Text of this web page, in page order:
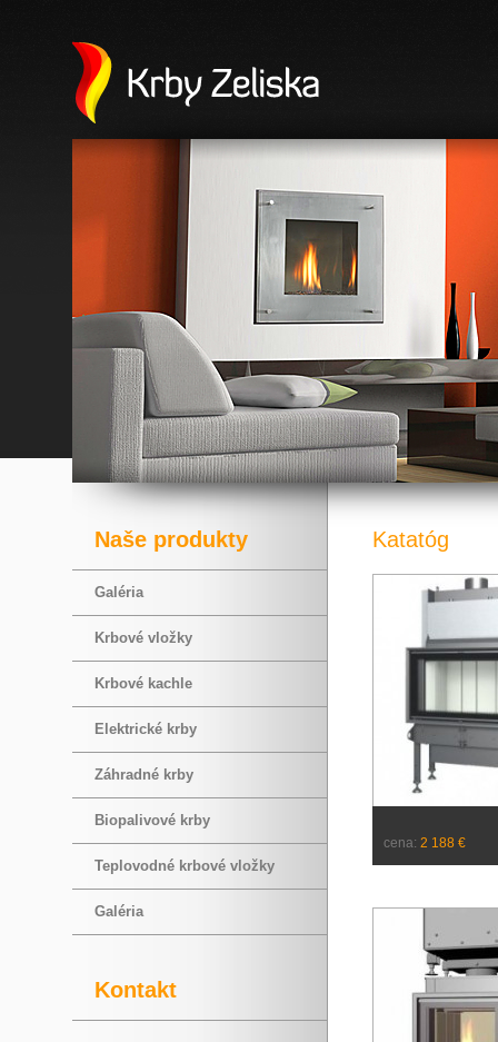
Naše produkty
Galéria
Krbové vložky
Krbové kachle
Elektrické krby
Záhradné krby
Biopalivové krby
Teplovodné krbové vložky
Galéria
Kontakt
Katatóg
cena: 2 188 €